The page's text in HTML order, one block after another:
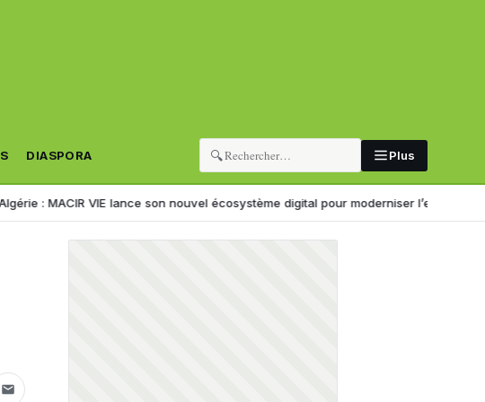
DIASPORA 🔍 Plus
lance son nouvel écosystème digital pour moderniser l’expérience client